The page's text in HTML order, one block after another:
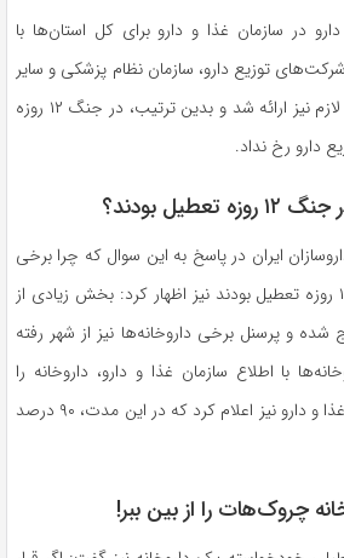
در سازمان غذا و دارو برای کل استان‌ها با
توزیع دارو، سازمان نظام پزشکی و سایر
نهاد‌ها تشکیل و توصیه‌های لازم نیز ارائه شد و بدین ترتیب، در جنگ ۱۲ روزه
دارو رخ نداد.
بودند؟
ایران در پاسخ به این سوال که چرا برخی
داروخانه‌ها در طول جنگ ۱۲ روزه تعطیل بودند نیز اظهار کرد: بخش زیادی از
شده و پرسنل برخی داروخانه‌ها نیز از شهر رفته
با اطلاع سازمان غذا و دارو، داروخانه را
تعطیل کرده بودند. سازمان غذا و دارو نیز اعلام کرد که در این مدت، ۹۰ درصد
چروک‌هات را از بین ببر!